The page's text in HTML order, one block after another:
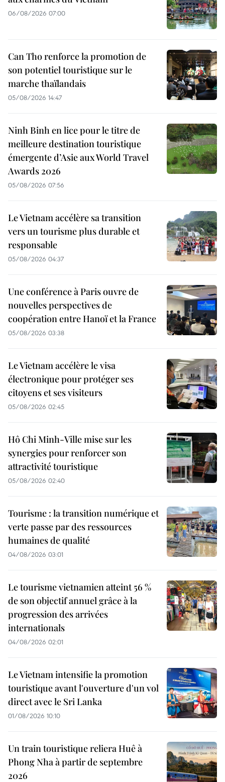
06/08/2026 07:00
Can Tho renforce la promotion de
son potentiel touristique sur le
marche thaïlandais
05/08/2026 14:47
Ninh Binh en lice pour le titre de
meilleure destination touristique
émergente d’Asie aux World Travel
Awards 2026
05/08/2026 07:56
Le Vietnam accélère sa transition
vers un tourisme plus durable et
responsable
05/08/2026 04:37
Une conférence à Paris ouvre de
nouvelles perspectives de
coopération entre Hanoï et la France
05/08/2026 03:38
Le Vietnam accélère le visa
électronique pour protéger ses
citoyens et ses visiteurs
05/08/2026 02:45
Hô Chi Minh-Ville mise sur les
synergies pour renforcer son
attractivité touristique
05/08/2026 02:40
Tourisme : la transition numérique et
verte passe par des ressources
humaines de qualité
04/08/2026 03:01
Le tourisme vietnamien atteint 56 %
de son objectif annuel grâce à la
progression des arrivées
internationals
04/08/2026 02:01
Le Vietnam intensifie la promotion
touristique avant l'ouverture d'un vol
direct avec le Sri Lanka
01/08/2026 10:10
Un train touristique reliera Huê à
Phong Nha à partir de septembre
2026